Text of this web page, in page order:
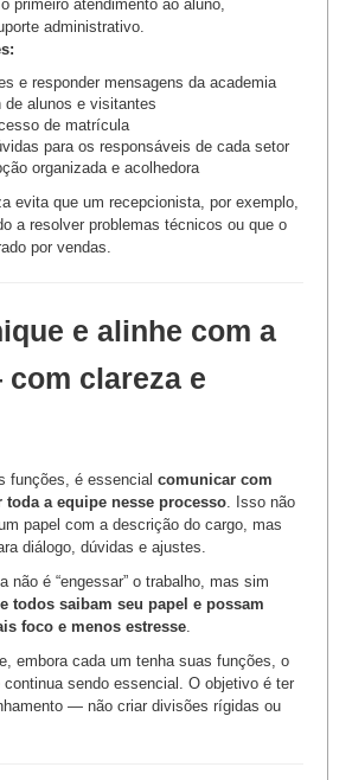
primeiro atendimento ao aluno,
administrativo.
e responder mensagens da academia
de alunos e visitantes
de matrícula
para os responsáveis de cada setor
organizada e acolhedora
evita que um recepcionista, por exemplo,
a resolver problemas técnicos ou que o
por vendas.
e alinhe com a
clareza e
funções, é essencial comunicar com
toda a equipe nesse processo . Isso não
papel com a descrição do cargo, mas
diálogo, dúvidas e ajustes.
não é “engessar” o trabalho, mas sim
todos saibam seu papel e possam
foco e menos estresse
embora cada um tenha suas funções, o
continua sendo essencial. O objetivo é ter
— não criar divisões rígidas ou